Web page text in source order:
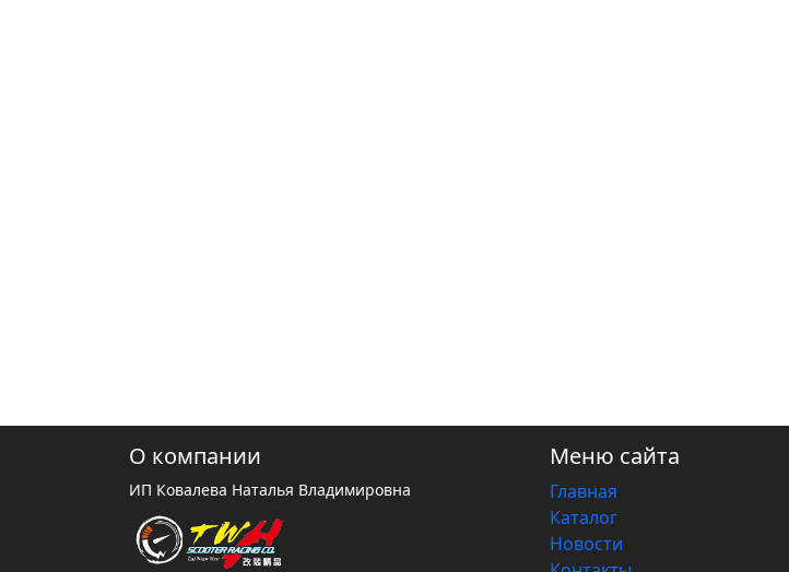
О компании
ИП Ковалева Наталья Владимировна
Меню сайта
Главная
Каталог
Новости